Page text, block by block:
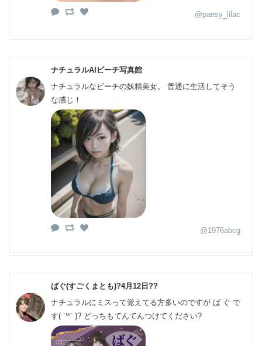
@pansy_lilac
ナチュラルAIビーチ写真館
ナチュラルなビーチの妖精美女。 普通に生活してそう
な感じ！
@1976abcg
ばぐ(すごくまとも)?4月12日??
ナチュラルにミスって覚えてる方多いのですが ば ぐ で
す( ˙꒳​˙ )? どっちもてんてんつけてください?